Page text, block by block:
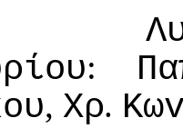
:
, Χρ.